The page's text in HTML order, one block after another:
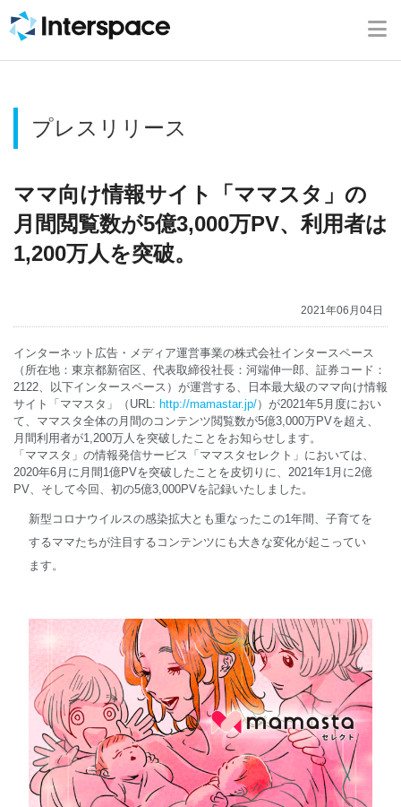
ホーム
事業内容
ニュース
IR情報
お問い合わせ
English
プレスリリース
ママ向け情報サイト「ママスタ」の
月間閲覧数が5億3,000万PV、利用者は
1,200万人を突破。
2021年06月04日
インターネット広告・メディア運営事業の株式会社インタースペース
（所在地：東京都新宿区、代表取締役社長：河端伸一郎、証券コード：
2122、以下インタースペース）が運営する、日本最大級のママ向け情報
サイト「ママスタ」（URL: http://mamastar.jp/）が2021年5月度におい
て、ママスタ全体の月間のコンテンツ閲覧数が5億3,000万PVを超え、
月間利用者が1,200万人を突破したことをお知らせします。
「ママスタ」の情報発信サービス「ママスタセレクト」においては、
2020年6月に月間1億PVを突破したことを皮切りに、2021年1月に2億
PV、そして今回、初の5億3,000PVを記録いたしました。
新型コロナウイルスの感染拡大とも重なったこの1年間、子育てを
するママたちが注目するコンテンツにも大きな変化が起こってい
ます。